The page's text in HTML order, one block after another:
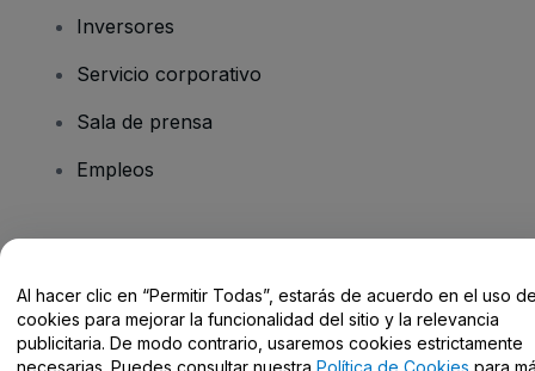
Inversores
Servicio corporativo
Sala de prensa
Empleos
Centro de Ayuda / Contacto
Al hacer clic en “Permitir Todas”, estarás de acuerdo en el uso
cookies para mejorar la funcionalidad del sitio y la relevancia
publicitaria. De modo contrario, usaremos cookies estrictamente
necesarias. Puedes consultar nuestra Política de Cookies para